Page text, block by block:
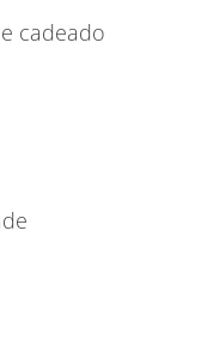
cadeado